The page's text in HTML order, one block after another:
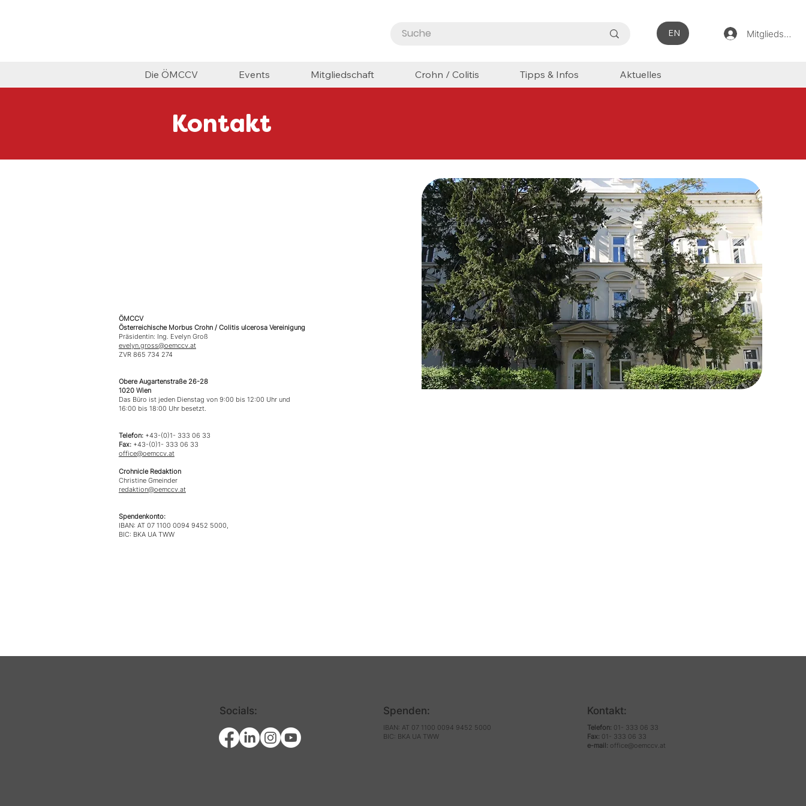
Die ÖMCCV Events Mitgliedschaft Crohn / Colitis Tipps & Infos Aktuelles
EN
Kontakt
ÖMCCV
Österreichische Morbus Crohn / Colitis ulcerosa Vereinigung
Präsidentin: Ing. Evelyn Groß
evelyn.gross@oemccv.at
ZVR 865 734 274
Obere Augartenstraße 26-28
1020 Wien
Das Büro ist jeden Dienstag von 9:00 bis 12:00 Uhr und
16:00 bis 18:00 Uhr besetzt.
Telefon: +43-(0)1- 333 06 33
Fax:+43-(0)1- 333 06 33
office@oemccv.at
Crohnicle Redaktion
Christine Gmeinder
redaktion@oemccv.at
Spendenkonto:
IBAN: AT 07 1100 0094 9452 5000,
BIC: BKA UA TWW
Spenden:
IBAN: AT 07 1100 0094 9452 5000
BIC: BKA UA TWW
Socials: Kontakt:
Telefon: 01- 333 06 33
Fax: 01- 333 06 33
e-mail: office@oemccv.at